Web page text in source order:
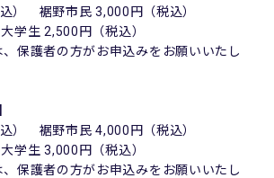
込） 裾野市民 3,000円（税込）
学生 2,500円（税込）
保護者の方がお申込みをお願いいたし
込） 裾野市民 4,000円（税込）
学生 3,000円（税込）
保護者の方がお申込みをお願いいたし